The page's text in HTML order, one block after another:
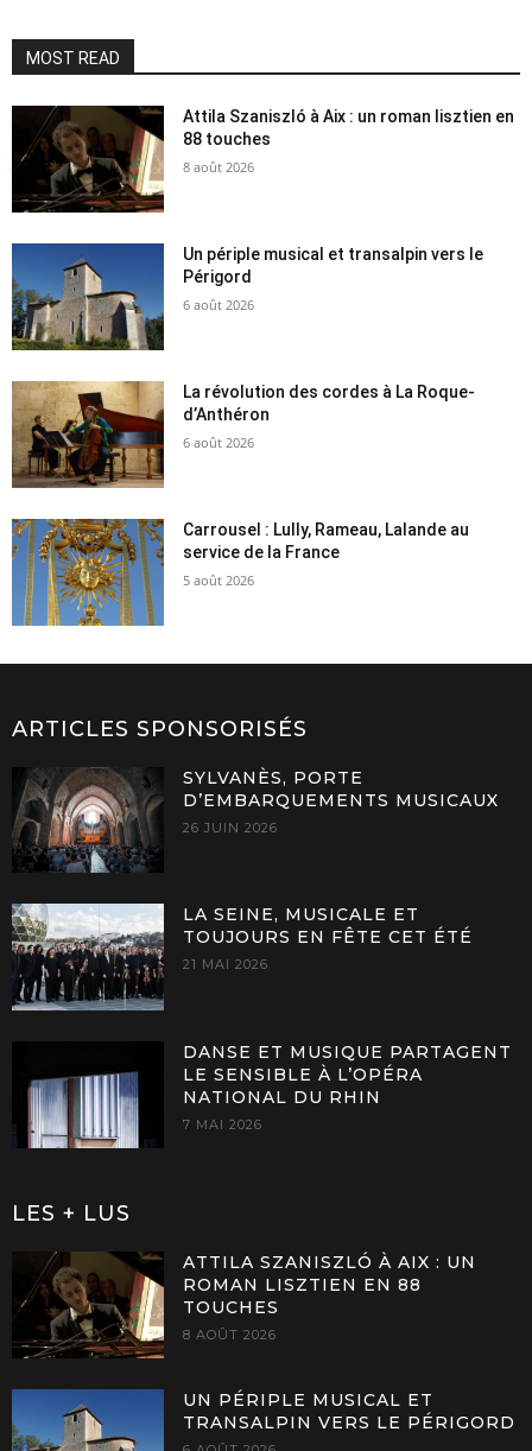
MOST READ
Attila Szaniszló à Aix : un roman lisztien en
88 touches
8 août 2026
Un périple musical et transalpin vers le
Périgord
6 août 2026
La révolution des cordes à La Roque-
d’Anthéron
6 août 2026
Carrousel : Lully, Rameau, Lalande au
service de la France
5 août 2026
ARTICLES SPONSORISÉS
SYLVANÈS, PORTE
D’EMBARQUEMENTS MUSICAUX
26 JUIN 2026
LA SEINE, MUSICALE ET
TOUJOURS EN FÊTE CET ÉTÉ
21 MAI 2026
DANSE ET MUSIQUE PARTAGENT
LE SENSIBLE À L’OPÉRA
NATIONAL DU RHIN
7 MAI 2026
LES + LUS
ATTILA SZANISZLÓ À AIX : UN
ROMAN LISZTIEN EN 88
TOUCHES
8 AOÛT 2026
UN PÉRIPLE MUSICAL ET
TRANSALPIN VERS LE PÉRIGORD